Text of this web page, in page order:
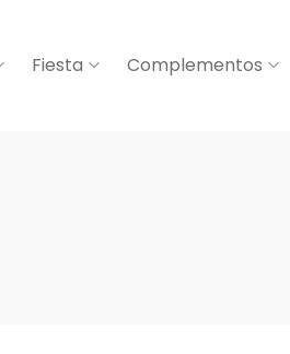
Fiesta Complementos